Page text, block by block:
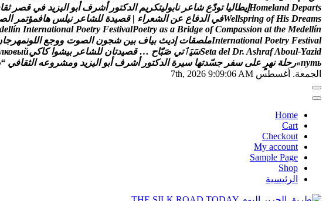
Homeland Departs إيطاليا تودع شاعر نابوليتكريم الدكتور أشرف أبو اليزيد في قصر ثقا
Wellspring of His Dreams في الدفاع عن الشعراء | قصيدة للشاعر نيلس هافمؤتمر ال
dellín International Poetry FestivalPoetry as a Bridge of Compassion at the Medellín
International Poetry Festival ملصقات إديث بياف بين شجون الصوت ووجع اللونمهرجا
Seta del Dr. AshrafAboul-Yazid سيٲتي صباح … قصيدتان للشاعر بيشوا كاكي лковый
путь
»رحلة نهر على سفر جسدتها سيرة الدكتور أشرف أبو اليزيد ومشر وعه الثقافي “
الجمعة. أغسطس 7th, 2026 9:09:07 AM
Home
Cart
Checkout
My account
Sample Page
Shop
الرئيسية